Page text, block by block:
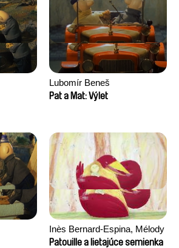
Lubomír Beneš
Pat a Mat: Výlet
Inès Bernard-Espina, Mélody
Boulissière, Clémentine
Patouille a lietajúce semienka